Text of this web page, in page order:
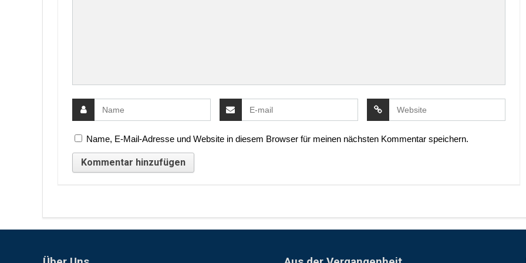
Name, E-Mail-Adresse und Website in diesem Browser für meinen nächsten Kommentar speichern.